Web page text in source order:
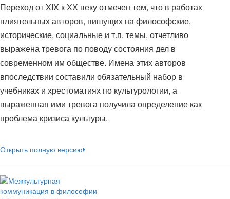
Переход от XIX к ХХ веку отмечен тем, что в работах
влиятельных авторов, пишущих на философские,
исторические, социальные и т.п. темы, отчетливо
выражена тревога по поводу состояния дел в
современном им обществе. Имена этих авторов
впоследствии составили обязательный набор в
учебниках и хрестоматиях по культурологии, а
выраженная ими тревога получила определение как
проблема кризиса культуры.
Открыть полную версию